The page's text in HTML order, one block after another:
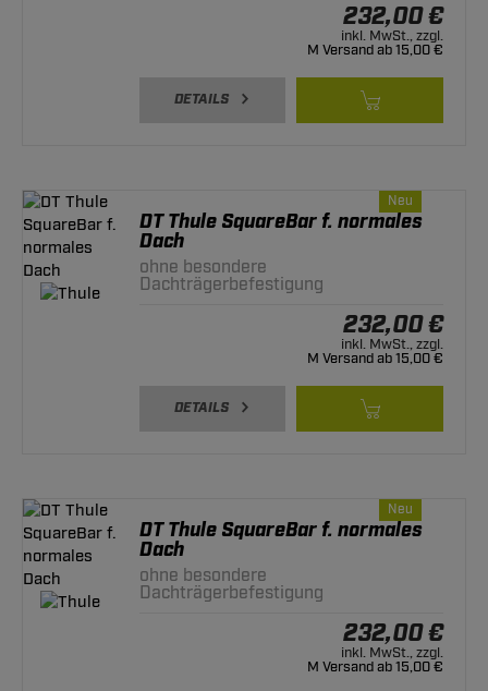
232,00 €
inkl. MwSt., zzgl.
M Versand ab 15,00 €
DETAILS
Neu
DT Thule SquareBar f. normales
Dach
ohne besondere
Dachträgerbefestigung
232,00 €
inkl. MwSt., zzgl.
M Versand ab 15,00 €
DETAILS
Neu
DT Thule SquareBar f. normales
Dach
ohne besondere
Dachträgerbefestigung
232,00 €
inkl. MwSt., zzgl.
M Versand ab 15,00 €